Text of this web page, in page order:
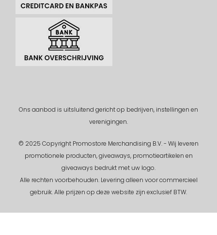
Ons aanbod is uitsluitend gericht op bedrijven, instellingen en
verenigingen.
© 2025 Copyright Promostore Merchandising B.V. - Wij leveren
promotionele producten, giveaways, promotieartikelen en
giveaways bedrukt met uw logo.
Alle rechten voorbehouden.Levering alleen voor commercieel
gebruik. Alle prijzen op deze website zijn exclusief BTW.